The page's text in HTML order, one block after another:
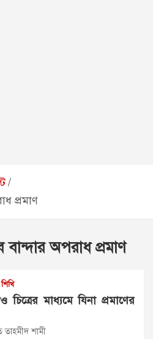
প্রমাণ
বান্দার অপরাধ প্রমাণ
মাধ্যমে যিনা প্রমাণের
তাহমীদ শামী